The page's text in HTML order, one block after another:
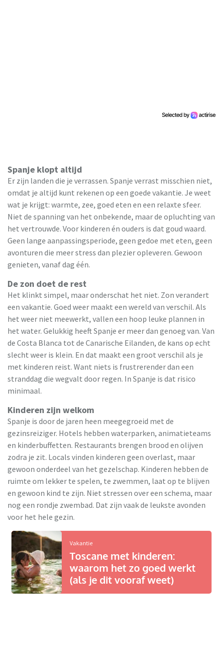
Spanje klopt altijd
Er zijn landen die je verrassen. Spanje verrast misschien niet,
omdat je altijd kunt rekenen op een goede vakantie. Je weet
wat je krijgt: warmte, zee, goed eten en een relaxte sfeer.
Niet de spanning van het onbekende, maar de opluchting van
het vertrouwde. Voor kinderen én ouders is dat goud waard.
Geen lange aanpassingsperiode, geen gedoe met eten, geen
avonturen die meer stress dan plezier opleveren. Gewoon
genieten, vanaf dag één.
De zon doet de rest
Het klinkt simpel, maar onderschat het niet. Zon verandert
een vakantie. Goed weer maakt een wereld van verschil. Als
het weer niet meewerkt, vallen een hoop leuke plannen in
het water. Gelukkig heeft Spanje er meer dan genoeg van. Van
de Costa Blanca tot de Canarische Eilanden, de kans op echt
slecht weer is klein. En dat maakt een groot verschil als je
met kinderen reist. Want niets is frustrerender dan een
stranddag die wegvalt door regen. In Spanje is dat risico
minimaal.
Kinderen zijn welkom
Spanje is door de jaren heen meegegroeid met de
gezinsreiziger. Hotels hebben waterparken, animatieteams
en kinderbuffetten. Restaurants brengen brood en olijven
zodra je zit. Locals vinden kinderen geen overlast, maar
gewoon onderdeel van het gezelschap. Kinderen hebben de
ruimte om lekker te spelen, te zwemmen, laat op te blijven
en gewoon kind te zijn. Niet stressen over een schema, maar
nog een rondje zwembad. Dat zijn vaak de leukste avonden
voor het hele gezin.
Vakantie
Toscane met kinderen:
waarom het zo goed werkt
(als je dit vooraf weet)